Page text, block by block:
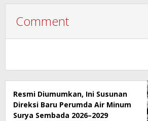
Comment
Resmi Diumumkan, Ini Susunan
Direksi Baru Perumda Air Minum
Surya Sembada 2026–2029